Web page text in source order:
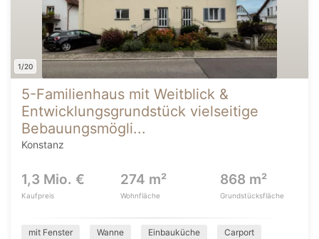
1/20
5-Familienhaus mit Weitblick &
Entwicklungsgrundstück vielseitige
Bebauungsmögli...
Konstanz
1,3 Mio. €
Kaufpreis
274 m²
Wohnfläche
868 m²
Grundstücksfläche
mit Fenster Wanne Einbauküche Carport